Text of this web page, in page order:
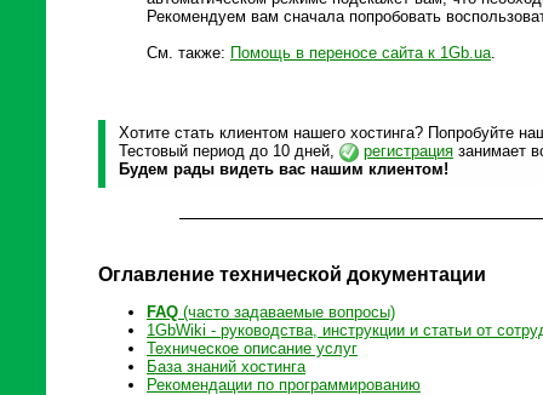
Рекомендуем вам сначала попробовать
См. также: Помощь в переносе сайта к 1Gb.ua
Хотите стать клиентом нашего хостинга? Попробуйте
Тестовый период до 10 дней,
регистрация занимает
Будем рады видеть вас нашим клиентом!
Оглавление технической документации
FAQ (часто задаваемые вопросы)
1GbWiki - руководства, инструкции и статьи от
Техническое описание услуг
База знаний хостинга
Рекомендации по программированию